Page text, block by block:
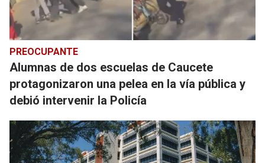
PREOCUPANTE
Alumnas de dos escuelas de Caucete
protagonizaron una pelea en la vía pública y
debió intervenir la Policía